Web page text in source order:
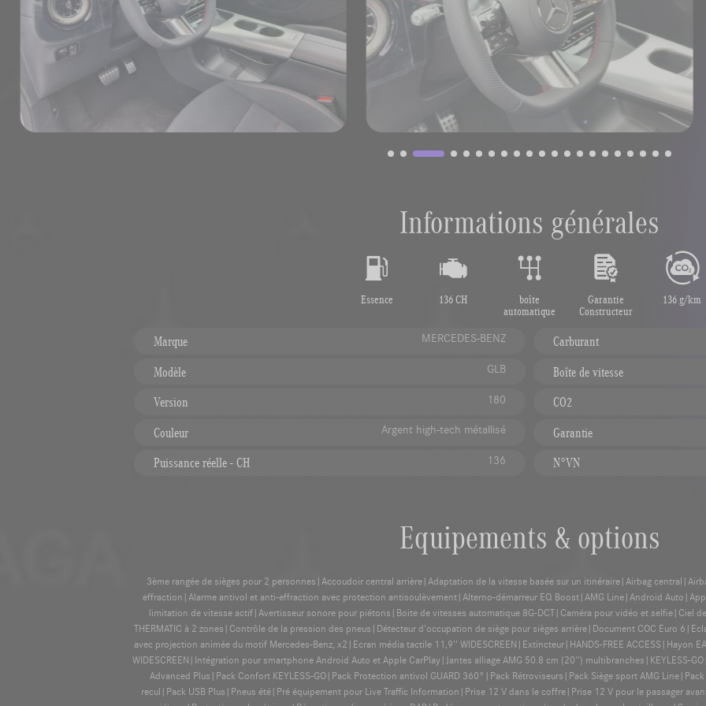
Informations générales
Essence 136 CH boîte
automatique
Garantie
Constructeur
136 g/km
Marque MERCEDES-BENZ
Modèle GLB
Version 180
Couleur Argent high-tech métallisé
Puissance réelle - CH 136
Carburant
Boîte de vitesse
CO2
Garantie
N°VN
Equipements & options
3ème rangée de sièges pour 2 personnes|Accoudoir central arrière|Adaptation de la vitesse basée sur un itinéraire|Airbag
effraction|Alarme antivol et anti-effraction avec protection antisoulèvement|Alterno-démarreur EQ Boost|AMG Line|Android
limitation de vitesse actif|Avertisseur sonore pour piétons|Boite de vitesses automatique 8G-DCT|Caméra pour vidéo et selfie|Ciel
THERMATIC à 2 zones|Contrôle de la pression des pneus|Détecteur d'occupation de siège pour sièges arrière|Document COC Euro
avec projection animée du motif Mercedes-Benz, x2|Ecran média tactile 11,9'' WIDESCREEN|Extincteur|HANDS-FREE ACCESS|Hayon
WIDESCREEN|Intégration pour smartphone Android Auto et Apple CarPlay|Jantes alliage AMG 50.8 cm (20'') multibranches|KEYLESS-
Advanced Plus|Pack Confort KEYLESS-GO|Pack Protection antivol GUARD 360°|Pack Rétroviseurs|Pack Siège sport AMG
recul|Pack USB Plus|Pneus été|Pré équipement pour Live Traffic Information|Prise 12 V dans le coffre|Prise 12 V pour le passager